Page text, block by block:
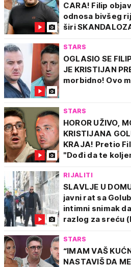
CARA! Filip
odnosa bivšeg
širi
STARS
OGLASIO SE
JE KRISTIJAN
morbidno! Ovo
STARS
HOROR UŽIVO,
KRISTIJANA
KRAJA! Pretio
"Dođi da te
RIJALITI
SLAVLJE U
javni rat sa
intimni snimak
razlog za sreću
STARS
“IMAM VAŠ
NASTAVIŠ DA